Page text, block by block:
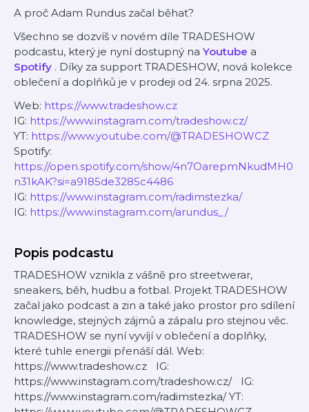
A proč Adam Rundus začal běhat?
Všechno se dozvíš v novém díle TRADESHOW
podcastu, který je nyní dostupný na Youtube a
Spotify . Díky za support TRADESHOW, nová kolekce
oblečení a doplňků je v prodeji od 24. srpna 2025.
Web: https://www.tradeshow.cz
IG: https://www.instagram.com/tradeshow.cz/
YT: https://www.youtube.com/@TRADESHOWCZ
Spotify:
https://open.spotify.com/show/4n7OarepmNkudMH0
n31kAK?si=a9185de3285c4486
IG: https://www.instagram.com/radimstezka/
IG: https://www.instagram.com/arundus_/
Popis podcastu
TRADESHOW vznikla z vášně pro streetwerar,
sneakers, běh, hudbu a fotbal. Projekt TRADESHOW
začal jako podcast a zin a také jako prostor pro sdílení
knowledge, stejných zájmů a zápalu pro stejnou věc.
TRADESHOW se nyní vyvíjí v oblečení a doplňky,
které tuhle energii přenáší dál. Web:
https://www.tradeshow.cz IG:
https://www.instagram.com/tradeshow.cz/ IG:
https://www.instagram.com/radimstezka/ YT: